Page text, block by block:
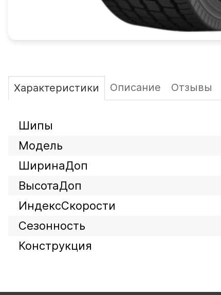
Характеристики Описание Отзывы
Шипы
Модель
ШиринаДоп
ВысотаДоп
ИндексСкорости
Сезонность
Конструкция